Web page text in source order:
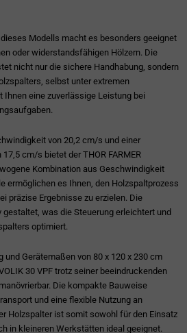
Modells macht es besonders geeignet
oder widerstandsfähigen Hölzern. Die
nicht nur die sichere Handhabung, sondern
selbst unter extremen
Ihnen eine zuverlässige Leistung bei
von 20,2 cm/s und einer
cm/s bietet der THOR FARMER
Kombination aus Geschwindigkeit
ermöglichen es Ihnen, den Holzspaltprozess
präzise Ergebnisse zu erzielen. Die
was die Steuerung erleichtert und
optimiert.
und Gerätemaßen von 80 x 120 x 230 cm
30 VPF trotz seiner beeindruckenden
Die kompakte Bauweise
und eine flexible Nutzung an
Holzspalter ist somit sowohl für den Einsatz
in kleineren Werkstätten ideal geeignet.